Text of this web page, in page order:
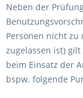
Neben der
Personen nicht
zugelassen ist)
beim Einsatz der
bspw. folgende